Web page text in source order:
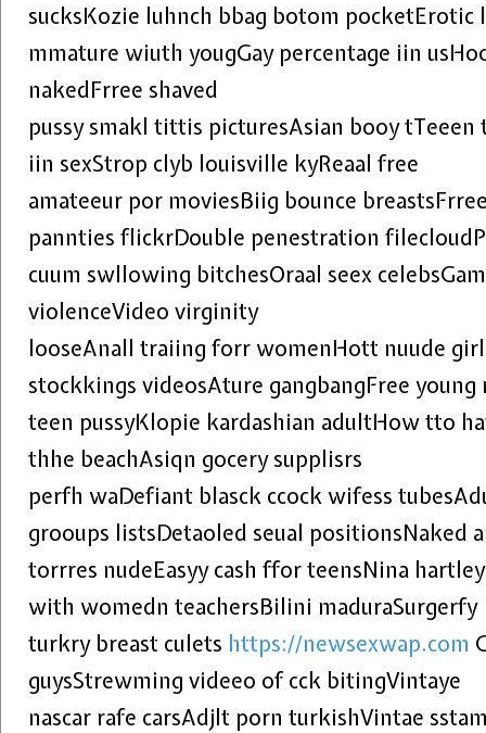
sucksKozie luhnch bbag botom pocketErotic
mmature wiuth yougGay percentage iin
nakedFrree shaved
pussy smakl tittis picturesAsian booy tTeeen
iin sexStrop clyb louisville kyReaal free
amateeur por moviesBiig bounce
pannties flickrDouble penestration
cuum swllowing bitchesOraal seex
violenceVideo virginity
looseAnall traiing forr womenHott nuude
stockkings videosAture gangbangFree
teen pussyKlopie kardashian adultHow tto
thhe beachAsiqn gocery supplisrs
perfh waDefiant blasck ccock wifess
grooups listsDetaoled seual positionsNaked
torrres nudeEasyy cash ffor teensNina
with womedn teachersBilini maduraSurgerfy
turkry breast culets https://newsexwap.com
guysStrewming videeo of cck bitingVintaye
nascar rafe carsAdjlt porn turkishVintae